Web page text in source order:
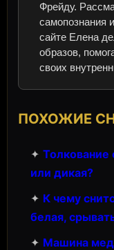
Фрейду.
самопознания
сайте Елена
образов,
своих
ПОХОЖИЕ
✦ Толкование
или дикая?
✦ К чему
белая,
✦ Машина